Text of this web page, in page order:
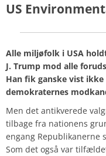
US
Alle miljøfolk i USA
J. Trump mod alle
Han fik ganske vist
demokraternes
Men det antikverede
tilbage fra nationens
engang Republikanerne
Som det også var